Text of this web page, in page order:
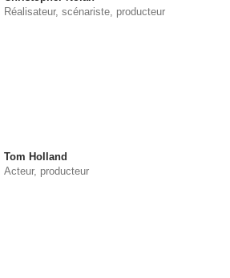
Réalisateur, scénariste, producteur
Tom Holland
Acteur, producteur